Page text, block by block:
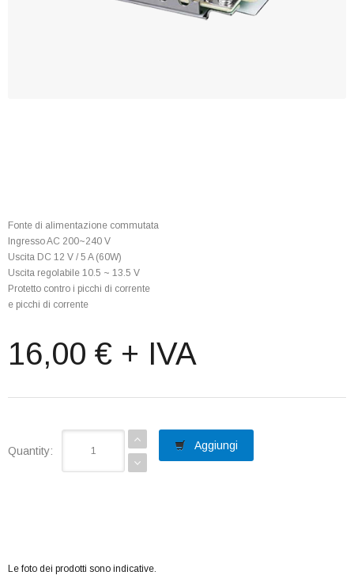
Fonte di alimentazione commutata
Ingresso AC 200~240 V
Uscita DC 12 V / 5 A (60W)
Uscita regolabile 10.5 ~ 13.5 V
Protetto contro i picchi di corrente
e picchi di corrente
16,00 € + IVA
Quantity: Aggiungi
Le foto dei prodotti sono indicative.